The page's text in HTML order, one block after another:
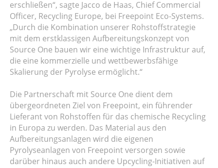
erschließen“, sagte Jacco de Haas, Chief Commercial
Officer, Recycling Europe, bei Freepoint Eco-Systems.
„Durch die Kombination unserer Rohstoffstrategie
mit dem erstklassigen Aufbereitungskonzept von
Source One bauen wir eine wichtige Infrastruktur auf,
die eine kommerzielle und wettbewerbsfähige
Skalierung der Pyrolyse ermöglicht.“
Die Partnerschaft mit Source One dient dem
übergeordneten Ziel von Freepoint, ein führender
Lieferant von Rohstoffen für das chemische Recycling
in Europa zu werden. Das Material aus den
Aufbereitungsanlagen wird die eigenen
Pyrolyseanlagen von Freepoint versorgen sowie
darüber hinaus auch andere Upcycling-Initiativen auf